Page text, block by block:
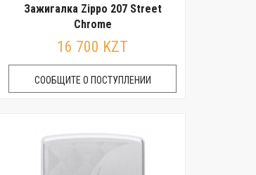
Зажигалка Zippo 207 Street
Chrome
16 700 KZT
СООБЩИТЕ О ПОСТУПЛЕНИИ